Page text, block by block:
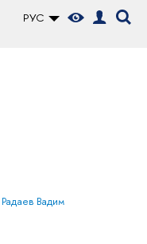
РУС
Радаев Вадим